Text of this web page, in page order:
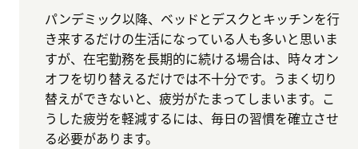
パンデミック以降、ベッドとデスクとキッチンを行
き来するだけの生活になっている人も多いと思いま
すが、在宅勤務を長期的に続ける場合は、時々オン
オフを切り替えるだけでは不十分です。うまく切り
替えができないと、疲労がたまってしまいます。こ
うした疲労を軽減するには、毎日の習慣を確立させ
る必要があります。